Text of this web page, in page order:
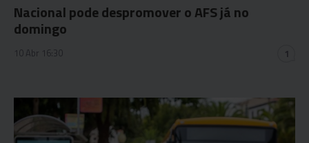
Nacional pode despromover o AFS já no
domingo
10 Abr 16:30 1